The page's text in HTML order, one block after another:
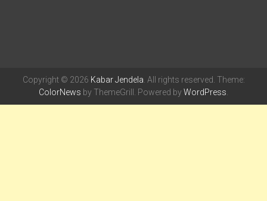
Copyright © 2026 Kabar Jendela . All rights reserved. Theme:
ColorNews by ThemeGrill. Powered byWordPress